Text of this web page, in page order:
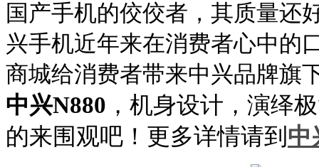
国产手机的佼佼者，其质量还
兴手机近年来在消费者心中的
商城给消费者带来中兴品牌旗
中兴N880 ，机身设计，演绎
的来围观吧！更多详情请到 中